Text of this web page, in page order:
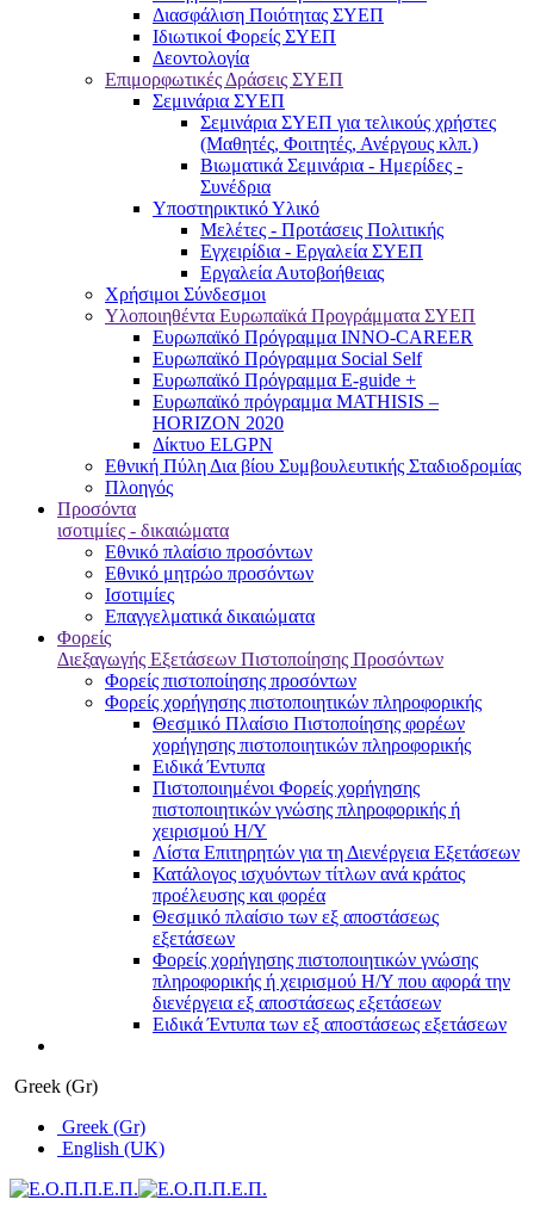
Διασφάλιση Ποιότητας ΣΥΕΠ
Ιδιωτικοί Φορείς ΣΥΕΠ
Δεοντολογία
Επιμορφωτικές Δράσεις ΣΥΕΠ
Σεμινάρια ΣΥΕΠ
Σεμινάρια ΣΥΕΠ για τελικούς χρήστες
(Μαθητές, Φοιτητές, Ανέργους κλπ.)
Βιωματικά Σεμινάρια - Ημερίδες -
Συνέδρια
Υποστηρικτικό Υλικό
Μελέτες - Προτάσεις Πολιτικής
Εγχειρίδια - Εργαλεία ΣΥΕΠ
Εργαλεία Αυτοβοήθειας
Χρήσιμοι Σύνδεσμοι
Υλοποιηθέντα Ευρωπαϊκά Προγράμματα ΣΥΕΠ
Ευρωπαϊκό Πρόγραμμα INNO-CAREER
Ευρωπαϊκό Πρόγραμμα Social Self
Ευρωπαϊκό Πρόγραμμα E-guide +
Ευρωπαϊκό πρόγραμμα MATHISIS –
HORIZON 2020
Δίκτυο ELGPN
Εθνική Πύλη Δια βίου Συμβουλευτικής Σταδιοδρομίας
Πλοηγός
Προσόντα
ισοτιμίες - δικαιώματα
Εθνικό πλαίσιο προσόντων
Εθνικό μητρώο προσόντων
Ισοτιμίες
Επαγγελματικά δικαιώματα
Φορείς
Διεξαγωγής Εξετάσεων Πιστοποίησης Προσόντων
Φορείς πιστοποίησης προσόντων
Φορείς χορήγησης πιστοποιητικών πληροφορικής
Θεσμικό Πλαίσιο Πιστοποίησης φορέων
χορήγησης πιστοποιητικών πληροφορικής
Ειδικά Έντυπα
Πιστοποιημένοι Φορείς χορήγησης
πιστοποιητικών γνώσης πληροφορικής ή
χειρισμού Η/Υ
Λίστα Επιτηρητών για τη Διενέργεια Εξετάσεων
Κατάλογος ισχυόντων τίτλων ανά κράτος
προέλευσης και φορέα
Θεσμικό πλαίσιο των εξ αποστάσεως
εξετάσεων
Φορείς χορήγησης πιστοποιητικών γνώσης
πληροφορικής ή χειρισμού Η/Υ που αφορά την
διενέργεια εξ αποστάσεως εξετάσεων
Ειδικά Έντυπα των εξ αποστάσεως εξετάσεων
Greek (Gr)
Greek (Gr)
English (UK)